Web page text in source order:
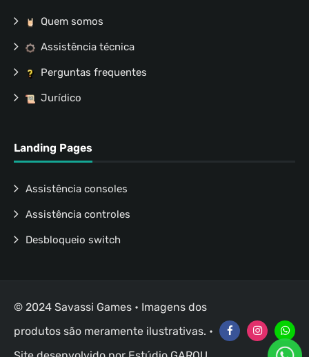
Quem somos
Assistência técnica
Perguntas frequentes
Jurídico
Landing Pages
Assistência consoles
Assistência controles
Desbloqueio switch
© 2024 Savassi Games • Imagens dos
produtos são meramente ilustrativas. •